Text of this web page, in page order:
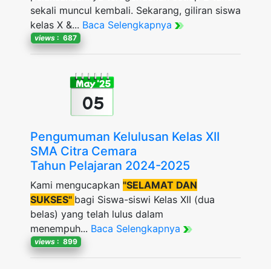
sekali muncul kembali. Sekarang, giliran siswa
kelas X &... Baca Selengkapnya
views : 687
May '25
05
Pengumuman Kelulusan Kelas XII
SMA Citra Cemara
Tahun Pelajaran 2024-2025
Kami mengucapkan "SELAMAT DAN
SUKSES" bagi Siswa-siswi Kelas XII (dua
belas) yang telah lulus dalam
menempuh... Baca Selengkapnya
views : 899